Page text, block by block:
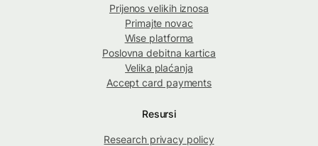
Prijenos velikih iznosa
Primajte novac
Wise platforma
Poslovna debitna kartica
Velika plaćanja
Accept card payments
Resursi
Research privacy policy